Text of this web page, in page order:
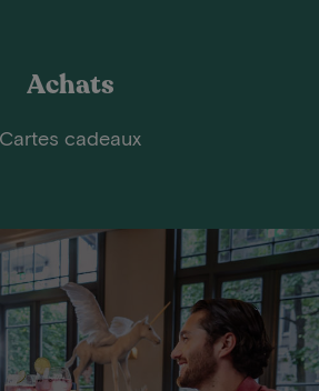
Achats
Cartes cadeaux